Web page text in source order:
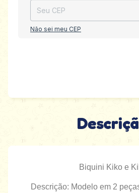
Não sei meu CEP
Biquini Kiko e
Descrição: Modelo em 2